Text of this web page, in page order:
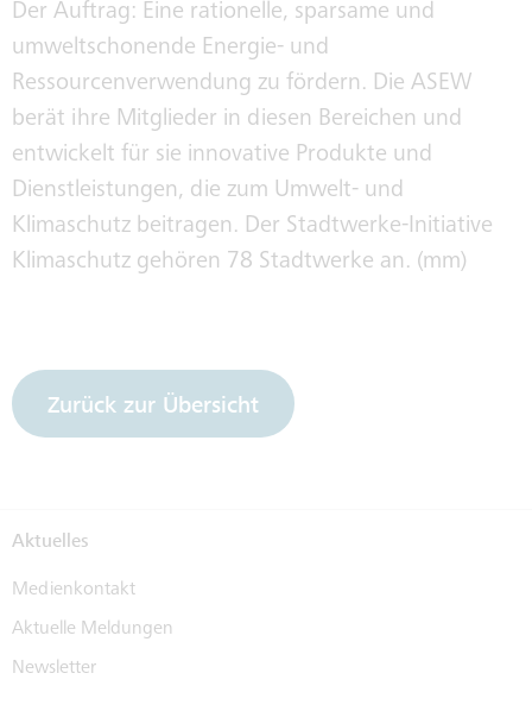
Der Auftrag: Eine rationelle, sparsame und
umweltschonende Energie- und
Ressourcenverwendung zu fördern. Die ASEW
berät ihre Mitglieder in diesen Bereichen und
entwickelt für sie innovative Produkte und
Dienstleistungen, die zum Umwelt- und
Klimaschutz beitragen. Der Stadtwerke-Initiative
Klimaschutz gehören 78 Stadtwerke an. (mm)
Zurück zur Übersicht
Aktuelles
Medienkontakt
Aktuelle Meldungen
Newsletter